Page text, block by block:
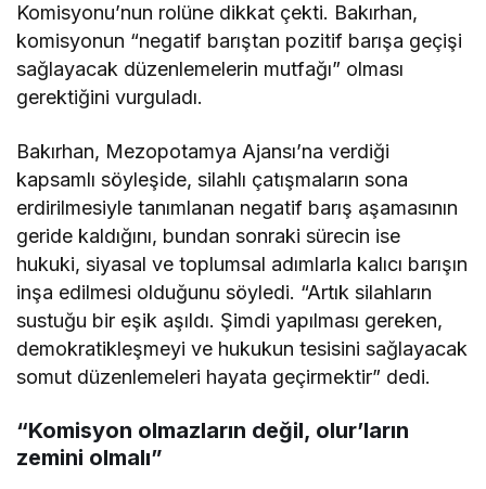
Komisyonu’nun rolüne dikkat çekti. Bakırhan,
komisyonun “negatif barıştan pozitif barışa geçişi
sağlayacak düzenlemelerin mutfağı” olması
gerektiğini vurguladı.
Bakırhan, Mezopotamya Ajansı’na verdiği
kapsamlı söyleşide, silahlı çatışmaların sona
erdirilmesiyle tanımlanan negatif barış aşamasının
geride kaldığını, bundan sonraki sürecin ise
hukuki, siyasal ve toplumsal adımlarla kalıcı barışın
inşa edilmesi olduğunu söyledi. “Artık silahların
sustuğu bir eşik aşıldı. Şimdi yapılması gereken,
demokratikleşmeyi ve hukukun tesisini sağlayacak
somut düzenlemeleri hayata geçirmektir” dedi.
“Komisyon olmazların değil, olur’ların
zemini olmalı”